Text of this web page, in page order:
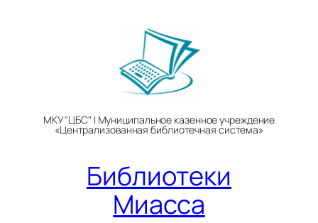
МКУ "ЦБС" | Муниципальное казенное учреждение
«Централизованная библиотечная система»
Библиотеки
Миасса